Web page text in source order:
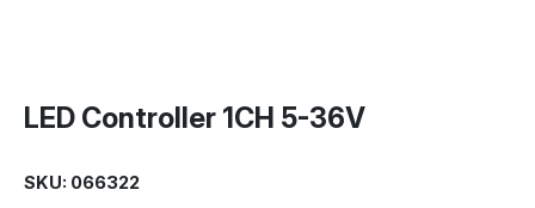
LED Controller 1CH 5-36V
SKU: 066322